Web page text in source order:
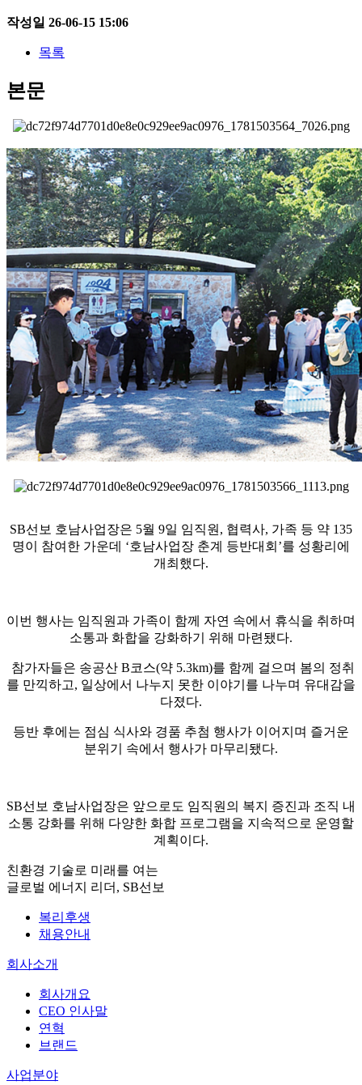
작성일 26-06-15 15:06
목록
본문
SB선보 호남사업장은 5월 9일 임직원, 협력사, 가족 등 약 135
명이 참여한 가운데 ‘호남사업장 춘계 등반대회’를 성황리에
개최했다.
이번 행사는 임직원과 가족이 함께 자연 속에서 휴식을 취하며
소통과 화합을 강화하기 위해 마련됐다.
참가자들은 송공산 B코스(약 5.3km)를 함께 걸으며 봄의 정취
를 만끽하고, 일상에서 나누지 못한 이야기를 나누며 유대감을
다졌다.
등반 후에는 점심 식사와 경품 추첨 행사가 이어지며 즐거운
분위기 속에서 행사가 마무리됐다.
SB선보 호남사업장은 앞으로도 임직원의 복지 증진과 조직 내
소통 강화를 위해 다양한 화합 프로그램을 지속적으로 운영할
계획이다.
친환경 기술로 미래를 여는
글로벌 에너지 리더, SB선보
복리후생
채용안내
회사소개
회사개요
CEO 인사말
연혁
브랜드
사업분야